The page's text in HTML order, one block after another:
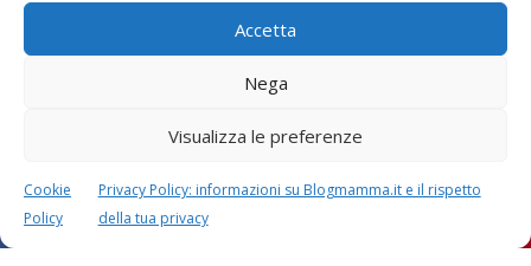
Accetta
Nega
Visualizza le preferenze
Cookie
Policy
Privacy Policy: informazioni su Blogmamma.it e il rispetto
della tua privacy
lavoretti, biglietti
d’auguri, filastrocche
gravidanza